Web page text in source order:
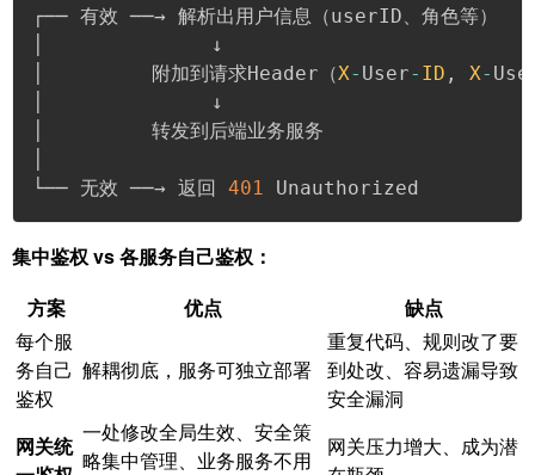
┌── 有效 ──→ 解析出用户信息（userID、角色等）
│              ↓
│         附加到请求Header（X- User- ID , X-
│              ↓
│         转发到后端业务服务
└── 无效 ──→ 返回 401 Unauthorized
集中鉴权 vs 各服务自己鉴权：
方案
优点
缺点
每个服
务自己
鉴权
解耦彻底，服务可独立部署
重复代码、规则改了要
到处改、容易遗漏导致
安全漏洞
网关统
一处修改全局生效、安全策
略集中管理、业务服务不用
网关压力增大、成为潜